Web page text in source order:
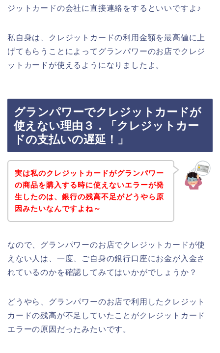
ジットカードの会社に直接連絡をするといいですよ♪
私自身は、クレジットカードの利用金額を最高値に上
げてもらうことによってグランパワーのお店でクレジ
ットカードが使えるようになりましたよ。
グランパワーでクレジットカードが
使えない理由３．「クレジットカー
ドの支払いの遅延！」
実は私のクレジットカードがグランパワー
の商品を購入する時に使えないエラーが発
生したのは、銀行の残高不足がどうやら原
因みたいなんですよね～
なので、グランパワーのお店でクレジットカードが使
えない人は、一度、ご自身の銀行口座にお金が入金さ
れているのかを確認してみてはいかがでしょうか？
どうやら、グランパワーのお店で利用したクレジット
カードの残高が不足していたことがクレジットカード
エラーの原因だったみたいです。